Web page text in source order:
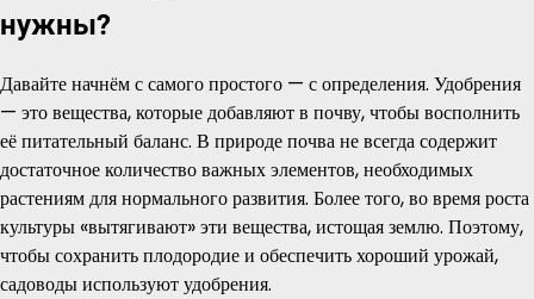
нужны?
Давайте начнём с самого простого — с определения. Удобрения
— это вещества, которые добавляют в почву, чтобы восполнить
её питательный баланс. В природе почва не всегда содержит
достаточное количество важных элементов, необходимых
растениям для нормального развития. Более того, во время роста
культуры «вытягивают» эти вещества, истощая землю. Поэтому,
чтобы сохранить плодородие и обеспечить хороший урожай,
садоводы используют удобрения.